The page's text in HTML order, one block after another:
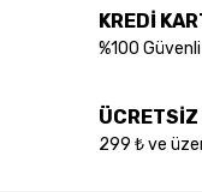
KREDİ
%100
ÜCRETSİZ
299 ₺ ve